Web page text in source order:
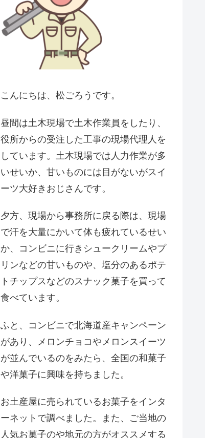
こんにちは、松ごろうです。
昼間は土木現場で土木作業員をしたり、
役所からの受注した工事の現場代理人を
しています。土木現場では人力作業が多
いせいか、甘いものには目がないがスイ
ーツ大好きおじさんです。
夕方、現場から事務所に戻る際は、現場
で汗を大量にかいて体も疲れているせい
か、コンビニに行きシュークリームやプ
リンなどの甘いものや、塩分のあるポテ
トチップスなどのスナック菓子を買って
食べています。
ふと、コンビニで北海道産キャンペーン
があり、メロンチョコやメロンスイーツ
が並んでいるのをみたら、全国の和菓子
や洋菓子に興味を持ちました。
お土産屋に売られているお菓子をインタ
ーネットで調べました。また、ご当地の
人気お菓子のや地元の方がオススメする